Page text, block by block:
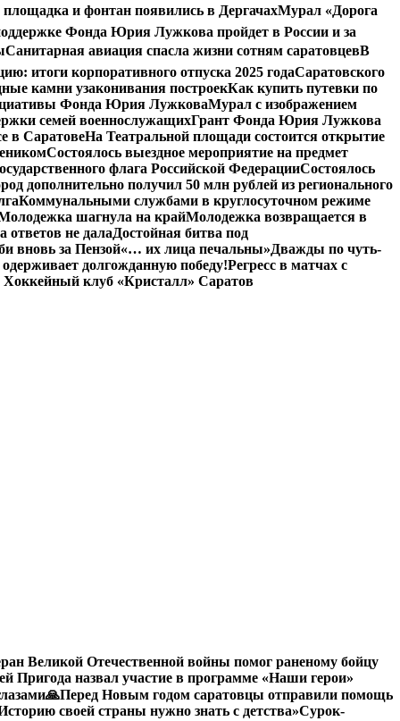
и фонтан появились в ДергачахМурал «Дорога
Фонда Юрия Лужкова пройдет в России и за
Санитарная авиация спасла жизни сотням саратовцевВ
итоги корпоративного отпуска 2025 годаСаратовского
камни узаконивания построекКак купить путевки по
Фонда Юрия ЛужковаМурал с изображением
семей военнослужащихГрант Фонда Юрия Лужкова
в СаратовеНа Театральной площади состоится открытие
Состоялось выездное мероприятие на предмет
флага Российской ФедерацииСостоялось
дополнительно получил 50 млн рублей из регионального
Коммунальными службами в круглосуточном режиме
шагнула на крайМолодежка возвращается в
ответов не далаДостойная битва под
вновь за Пензой«… их лица печальны»Дважды по чуть-
долгожданную победу!Регресс в матчах с
клуб «Кристалл» Саратов
Великой Отечественной войны помог раненому бойцу
Пригода назвал участие в программе «Наши герои»
🙏Перед Новым годом саратовцы отправили помощь
своей страны нужно знать с детства»Сурок-